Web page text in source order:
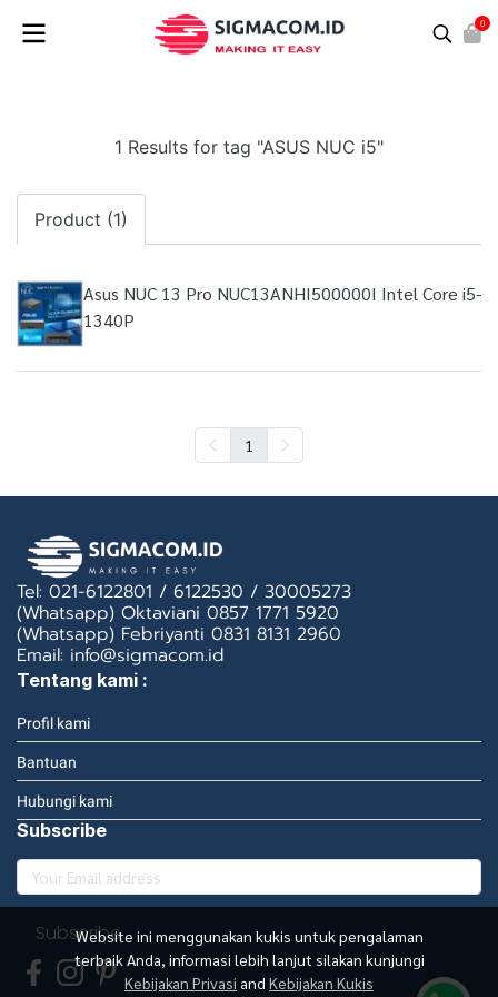
0
1 Results for tag "ASUS NUC i5"
Product (1)
Asus NUC 13 Pro NUC13ANHI500000I Intel Core i5-
1340P
1
Website ini menggunakan kukis untuk pengalaman
terbaik Anda, informasi lebih lanjut silakan kunjungi
Kebijakan Privasi and Kebijakan Kukis
Tel: 021-6122801 / 6122530 / 30005273
(Whatsapp) Oktaviani 0857 1771 5920
(Whatsapp) Febriyanti 0831 8131 2960
Email: info@sigmacom.id
Tentang kami :
Profil kami
Bantuan
Hubungi kami
Subscribe
Subscribe